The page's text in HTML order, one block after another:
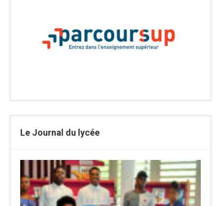
Le Journal du lycée